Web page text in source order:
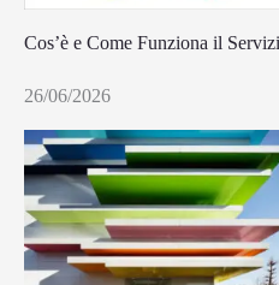
Cos’è e Come Funziona il
26/06/2026